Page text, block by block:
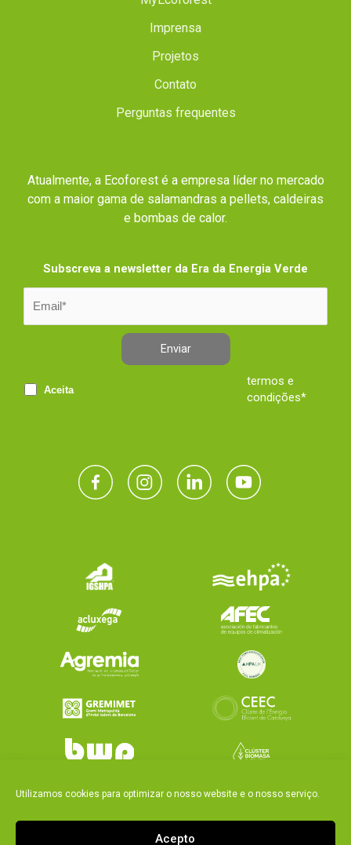
Utilizamos cookies para optimizar o nosso website e o nosso serviço.
Acepto
Imprensa
Projetos
Contato
Perguntas frequentes
Atualmente, a Ecoforest é a empresa líder no mercado
com a maior gama de salamandras a pellets, caldeiras
e bombas de calor.
Subscreva a newsletter da Era da Energia Verde
Enviar
Aceita
termos e
condições*